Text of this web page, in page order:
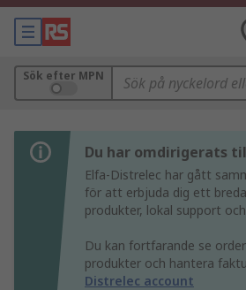
Sök efter MPN
Du har omdirigerats
Elfa-Distrelec har gått
för att erbjuda dig ett
produkter, lokal support
Du kan fortfarande se
produkter och hantera
Distrelec account